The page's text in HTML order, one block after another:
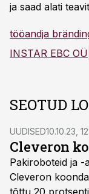
ja saad alati
tööandja
INSTAR EBC OÜ
SEOTUD
UUDISED10.10.23,
Cleveron
Pakiroboteid ja -
Cleveron
tõttu 20